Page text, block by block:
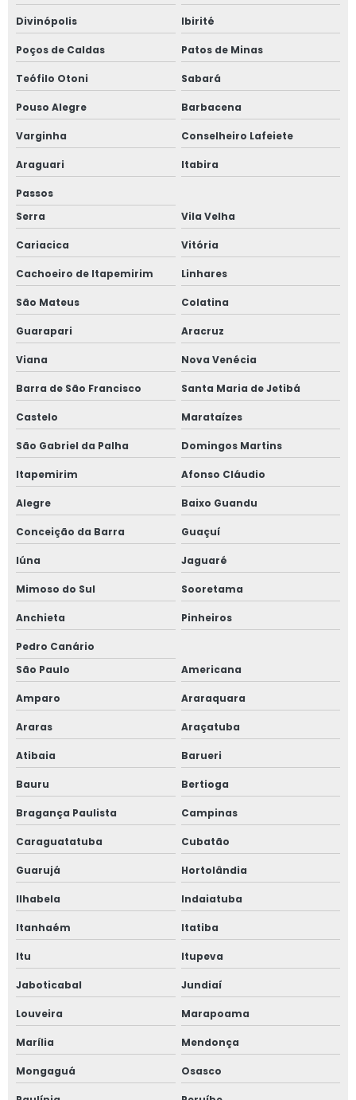
Divinópolis Ibirité
Poços de Caldas Patos de Minas
Teófilo Otoni Sabará
Pouso Alegre Barbacena
Varginha Conselheiro Lafeiete
Araguari Itabira
Passos
Serra
Vila Velha
Cariacica Vitória
Cachoeiro de Itapemirim Linhares
São Mateus Colatina
Guarapari Aracruz
Viana Nova Venécia
Barra de São Francisco Santa Maria de Jetibá
Castelo Marataízes
São Gabriel da Palha Domingos Martins
Itapemirim Afonso Cláudio
Alegre Baixo Guandu
Conceição da Barra Guaçuí
Iúna Jaguaré
Mimoso do Sul Sooretama
Anchieta Pinheiros
Pedro Canário
São Paulo
Americana
Amparo Araraquara
Araras Araçatuba
Atibaia Barueri
Bauru Bertioga
Bragança Paulista Campinas
Caraguatatuba Cubatão
Guarujá Hortolândia
Ilhabela Indaiatuba
Itanhaém Itatiba
Itu Itupeva
Jaboticabal Jundiaí
Louveira Marapoama
Marília Mendonça
Mongaguá Osasco